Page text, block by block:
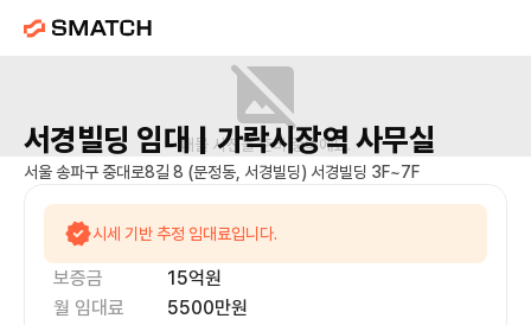
매물 사진을 준비 중이에요.
서경빌딩 임대 | 가락시장역사무실
서울 송파구 중대로8길 8 (문정동, 서경빌딩) 서경빌딩 3F~7F
시세 기반 추정 임대료입니다.
보증금 15억원
월 임대료
5500만원